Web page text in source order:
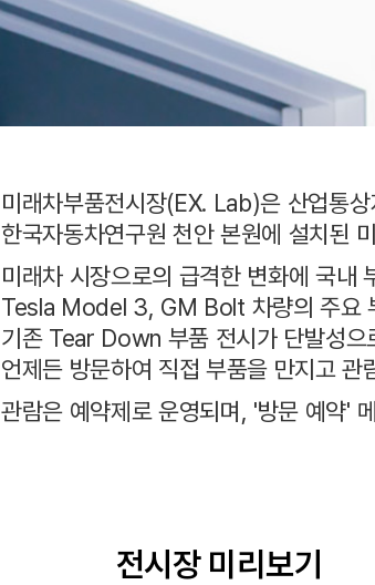
미래차부품전시장(EX. Lab)은 산업통
한국자동차연구원 천안 본원에 설치된
미래차 시장으로의 급격한 변화에 국내
Tesla Model 3, GM Bolt 차량의 주요
기존 Tear Down 부품 전시가 단발성으
언제든 방문하여 직접 부품을 만지고
관람은 예약제로 운영되며, '방문 예약'
전시장 미리보기